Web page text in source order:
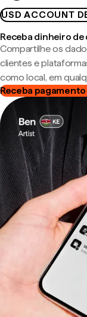
USD ACCOUNT
Receba dinheiro
Compartilhe os
clientes e
como local, em
Receba